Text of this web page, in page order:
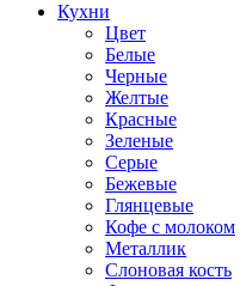
Кухни
Цвет
Белые
Черные
Желтые
Красные
Зеленые
Серые
Бежевые
Глянцевые
Кофе с молоком
Металлик
Слоновая кость